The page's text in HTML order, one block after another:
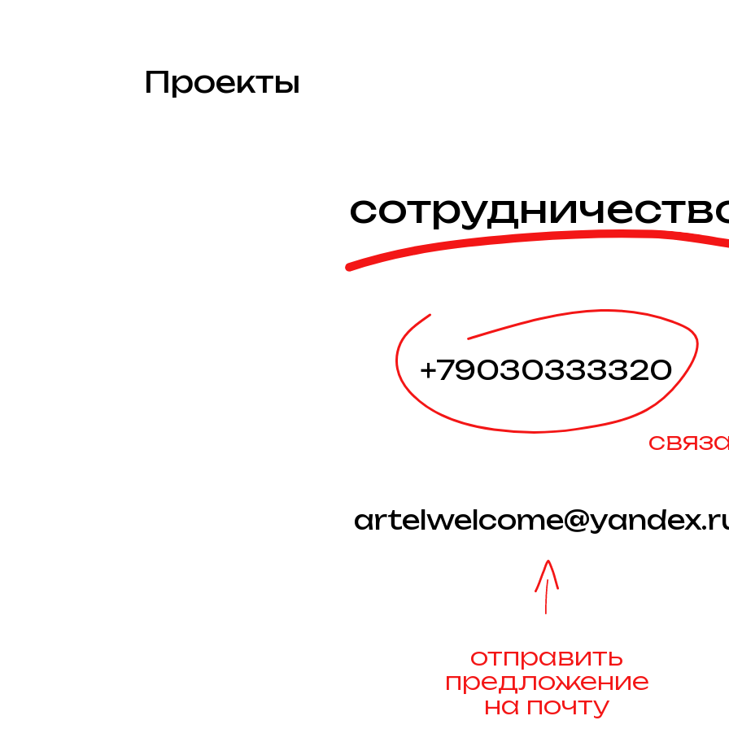
Проекты
+79030333320
отправить
предложение
на почту